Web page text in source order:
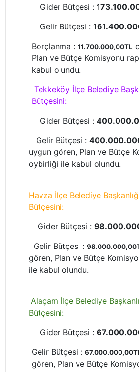
Gider Bütçesi :
Gelir Bütçesi :
Borçlanma : 11.700.000,00TL
Plan ve Bütçe Komisyonu
kabul olundu.
Tekkeköy İlçe Belediye
Bütçesini:
Gider Bütçesi :
Gelir Bütçesi :
uygun gören, Plan ve Bütçe
oybirliği ile kabul olundu.
Havza İlçe Belediye
Bütçesini:
Gider Bütçesi :
Gelir Bütçesi :
gören, Plan ve Bütçe
ile kabul olundu.
Alaçam İlçe Belediye
Bütçesini:
Gider Bütçesi :
Gelir Bütçesi :
gören, Plan ve Bütçe